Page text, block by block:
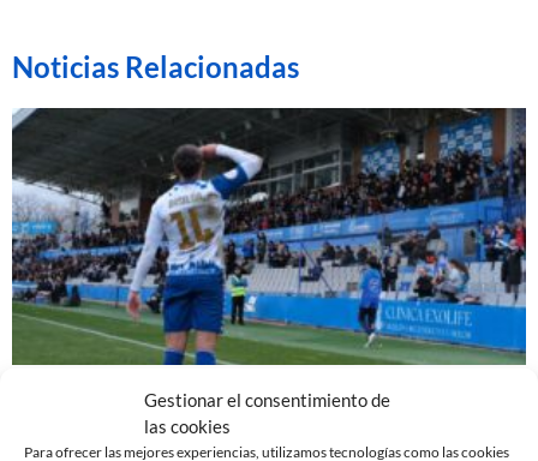
Gestionar el consentimiento de
las cookies
Para ofrecer las mejores experiencias, utilizamos tecnologías como las cookies
Noticias Relacionadas
EL SABADELL EMPATA ANTE LA CULTURAL EN LA
NOVA CREU ALTA
10 de marzo de 2024